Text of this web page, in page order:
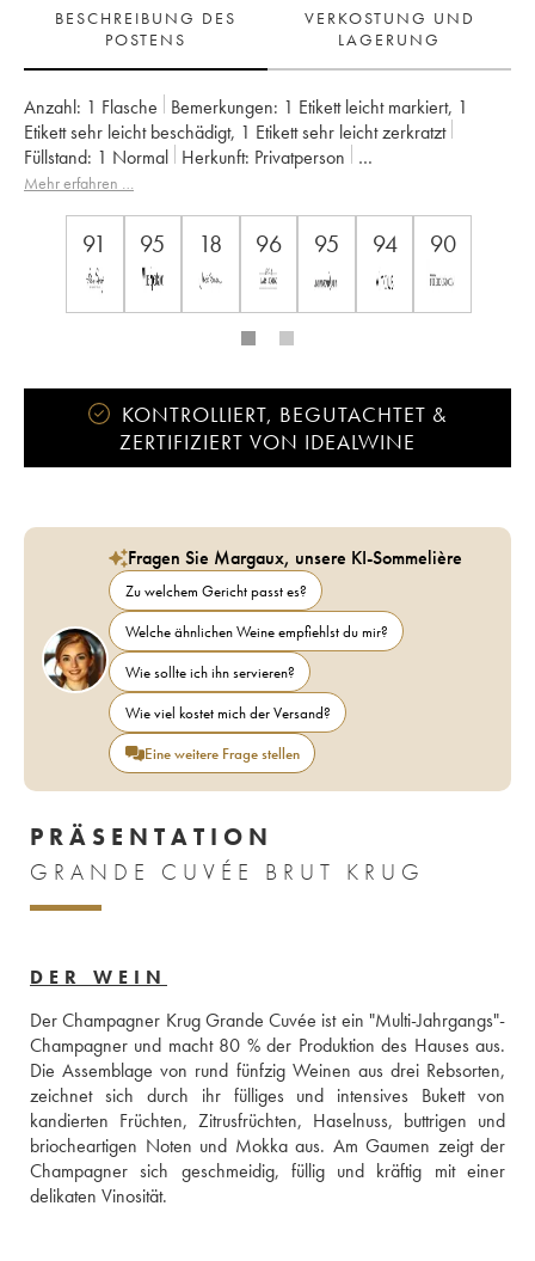
BESCHREIBUNG DES
POSTENS
VERKOSTUNG UND
LAGERUNG
Anzahl: 1 Flasche Bemerkungen: 1 Etikett leicht markiert, 1
Etikett sehr leicht beschädigt, 1 Etikett sehr leicht zerkratzt
Füllstand: 1 Normal Herkunft:
privatperson
Mwst. erstattbar:
Mehr erfahren …
91 95 18 96 95 94 90
KONTROLLIERT, BEGUTACHTET &
ZERTIFIZIERT VON IDEALWINE
Fragen Sie Margaux, unsere KI-Sommelière
Zu welchem Gericht passt es?
Welche ähnlichen Weine empfiehlst du mir?
Wie sollte ich ihn servieren?
Wie viel kostet mich der Versand?
Eine weitere Frage stellen
PRÄSENTATION
GRANDE CUVÉE BRUT KRUG
DER WEIN
Der Champagner Krug Grande Cuvée ist ein "Multi-Jahrgangs"-
Champagner und macht 80 % der Produktion des Hauses aus.
Die Assemblage von rund fünfzig Weinen aus drei Rebsorten,
zeichnet sich durch ihr fülliges und intensives Bukett von
kandierten Früchten, Zitrusfrüchten, Haselnuss, buttrigen und
briocheartigen Noten und Mokka aus. Am Gaumen zeigt der
Champagner sich geschmeidig, füllig und kräftig mit einer
delikaten Vinosität.